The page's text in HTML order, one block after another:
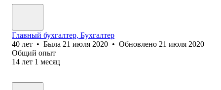
Главный бухгалтер, Бухгалтер
40 лет • Была 21 июля 2020 • Обновлено 21 июля 2020
Общий опыт
14 лет 1 месяц